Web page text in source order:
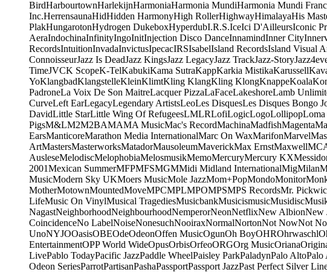
BirdHarbourtownHarlekijnHarmoniaHarmonia MundiHarmonia Mundi
Inc.HerrensaunaHidHidden HarmonyHigh RollerHighwayHimalayaHis
PlakHungarotonHydrogen DukeboxHyperdubI.R.S.IceIci D'AilleursIconic
AeraIndochinaInfinityIngoInitInjection Disco DanceInnamindInner City
RecordsIntuitionInvadaInvictusIpecacIRSIsabelIsland RecordsIsland Visual
ConnoisseurJazz Is DeadJazz KingsJazz LegacyJazz TrackJazz-Story
TimeJVCK ScopeK-TelKabukiKama SutraKappKarkia MistikaKarussell
YoKlangbadKlangstelleKleinKlimtKling KlangKling KlongKnappeKoala
PadroneLa Voix De Son MaitreLacquer PizzaLaFaceLakeshoreLamb
CurveLeft EarLegacyLegendary ArtistsLeoLes DisquesLes Disques Bongo
DavidLittle StarLittle Wing Of RefugeesLMLRLofiLogicLogoLollipopLoma
PigsM&LM2M2BAMAMA MusicMac's RecordMachinaMadfishMagenta
EarsManticoreMarathon Media InternationalMarc On WaxMarifonMarvel
ArtMastersMasterworksMatadorMausoleumMaverickMax ErnstMaxwell
AusleseMelodiscMelophobiaMelosmusikMemoMercuryMercury KX
2001Mexican SummerMFPMFSMGMMidi Midland InternationalMigMilan
MusicModern Sky UKMoers MusicMole JazzMom+PopMondoMonitor
MotherMotownMountedMoveMPCMPLMPOMPSMPS RecordsMr.
LifeMusic On VinylMusical TragediesMusicbankMusicismusicMusidisc
NagastNeighborhoodNeighbourhoodNemperorNeonNetflixNew AlbionNew
CoincidenceNo LabelNoiseNonesuchNooiraxNormalNortonNot NowNot
UnoNYJOOasisOBEOdeOdeonOffen MusicOgunOh BoyOHROhrwaschl
EntertainmentOPP World WideOpusOrbisOrfeoORGOrg MusicOriana
LivePablo TodayPacific JazzPaddle WheelPaisley ParkPaladynPalo AltoPalo
Odeon SeriesParrotPartisanPashaPassportPassport JazzPast Perfect Silver